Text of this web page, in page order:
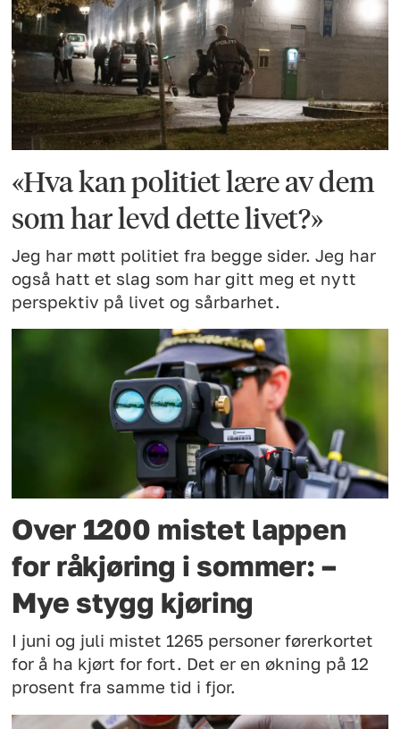
«Hva kan politiet lære av dem
som har levd dette livet?»
Jeg har møtt politiet fra begge sider. Jeg har
også hatt et slag som har gitt meg et nytt
perspektiv på livet og sårbarhet.
Over 1200 mistet lappen
for råkjøring i sommer: –
Mye stygg kjøring
I juni og juli mistet 1265 personer førerkortet
for å ha kjørt for fort. Det er en økning på 12
prosent fra samme tid i fjor.